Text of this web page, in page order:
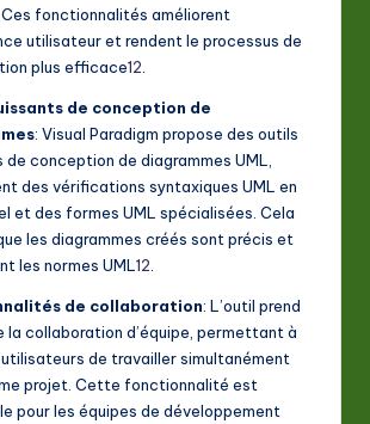
fonctionnalités améliorent
utilisateur et rendent le processus de
plus efficace12
de conception de
: Visual Paradigm propose des outils
de conception de diagrammes UML,
des vérifications syntaxiques UML en
et des formes UML spécialisées. Cela
les diagrammes créés sont précis et
les normes UML12
de collaboration: L’outil prend
la collaboration d’équipe, permettant à
de travailler simultanément
projet. Cette fonctionnalité est
pour les équipes de développement